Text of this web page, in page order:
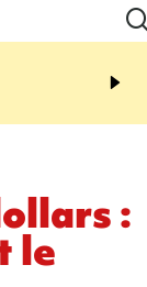
pour
:
le